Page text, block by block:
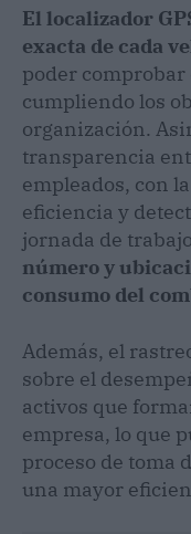
El localizador
exacta de cada
poder comprobar
cumpliendo los
organización.
transparencia
empleados, con
eficiencia y
jornada de
número y
consumo del
Además, el
sobre el
activos que
empresa, lo que
proceso de toma
una mayor